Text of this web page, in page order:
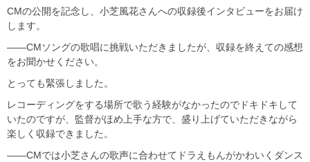
CMの公開を記念し、小芝風花さんへの収録後インタビューをお届け
します。
――CMソングの歌唱に挑戦いただきましたが、収録を終えての感想
をお聞かせください。
とっても緊張しました。
レコーディングをする場所で歌う経験がなかったのでドキドキして
いたのですが、監督がほめ上手な方で、盛り上げていただきながら
楽しく収録できました。
――CMでは小芝さんの歌声に合わせてドラえもんがかわいくダンス